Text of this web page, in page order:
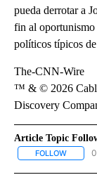
pueda derrotar a
fin al
políticos típicos
The-CNN-Wire
™ & © 2026
Discovery
Article Topic
FOLLOW